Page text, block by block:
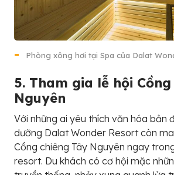
Phòng xông hơi tại Spa của Dalat
5. Tham gia lễ hội
Nguyên
Với những ai yêu thích văn hóa bản
dưỡng Dalat Wonder Resort còn
Cồng chiêng Tây Nguyên ngay
resort. Du khách có cơ hội mặc